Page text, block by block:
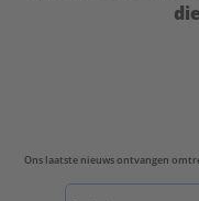
Ons laatste nieuws ontvangen